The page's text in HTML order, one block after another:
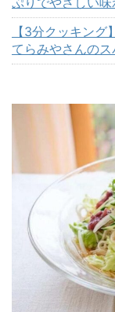
【3分クッキン
てらみやさんの